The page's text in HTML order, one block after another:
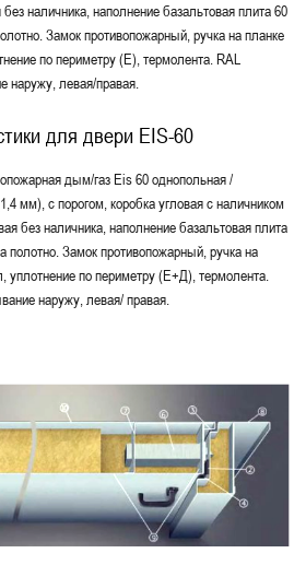
наличника, наполнение базальтовая плита 60
Замок противопожарный, ручка на планке
по периметру (Е), термолента. RAL
наружу, левая/правая.
для двери EIS-60
дым/газ Eis 60 однопольная /
мм), с порогом, коробка угловая с наличником
без наличника, наполнение базальтовая плита
полотно. Замок противопожарный, ручка на
уплотнение по периметру (Е+Д), термолента.
наружу, левая/ правая.